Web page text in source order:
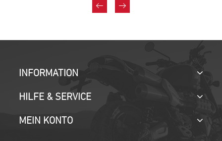
INFORMATION
HILFE & SERVICE
MEIN KONTO